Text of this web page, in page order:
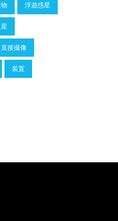
浮遊惑星
直接撮像
装置